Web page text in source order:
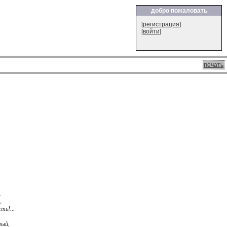
добро пожаловать
[регистрация]
[войти]
печать